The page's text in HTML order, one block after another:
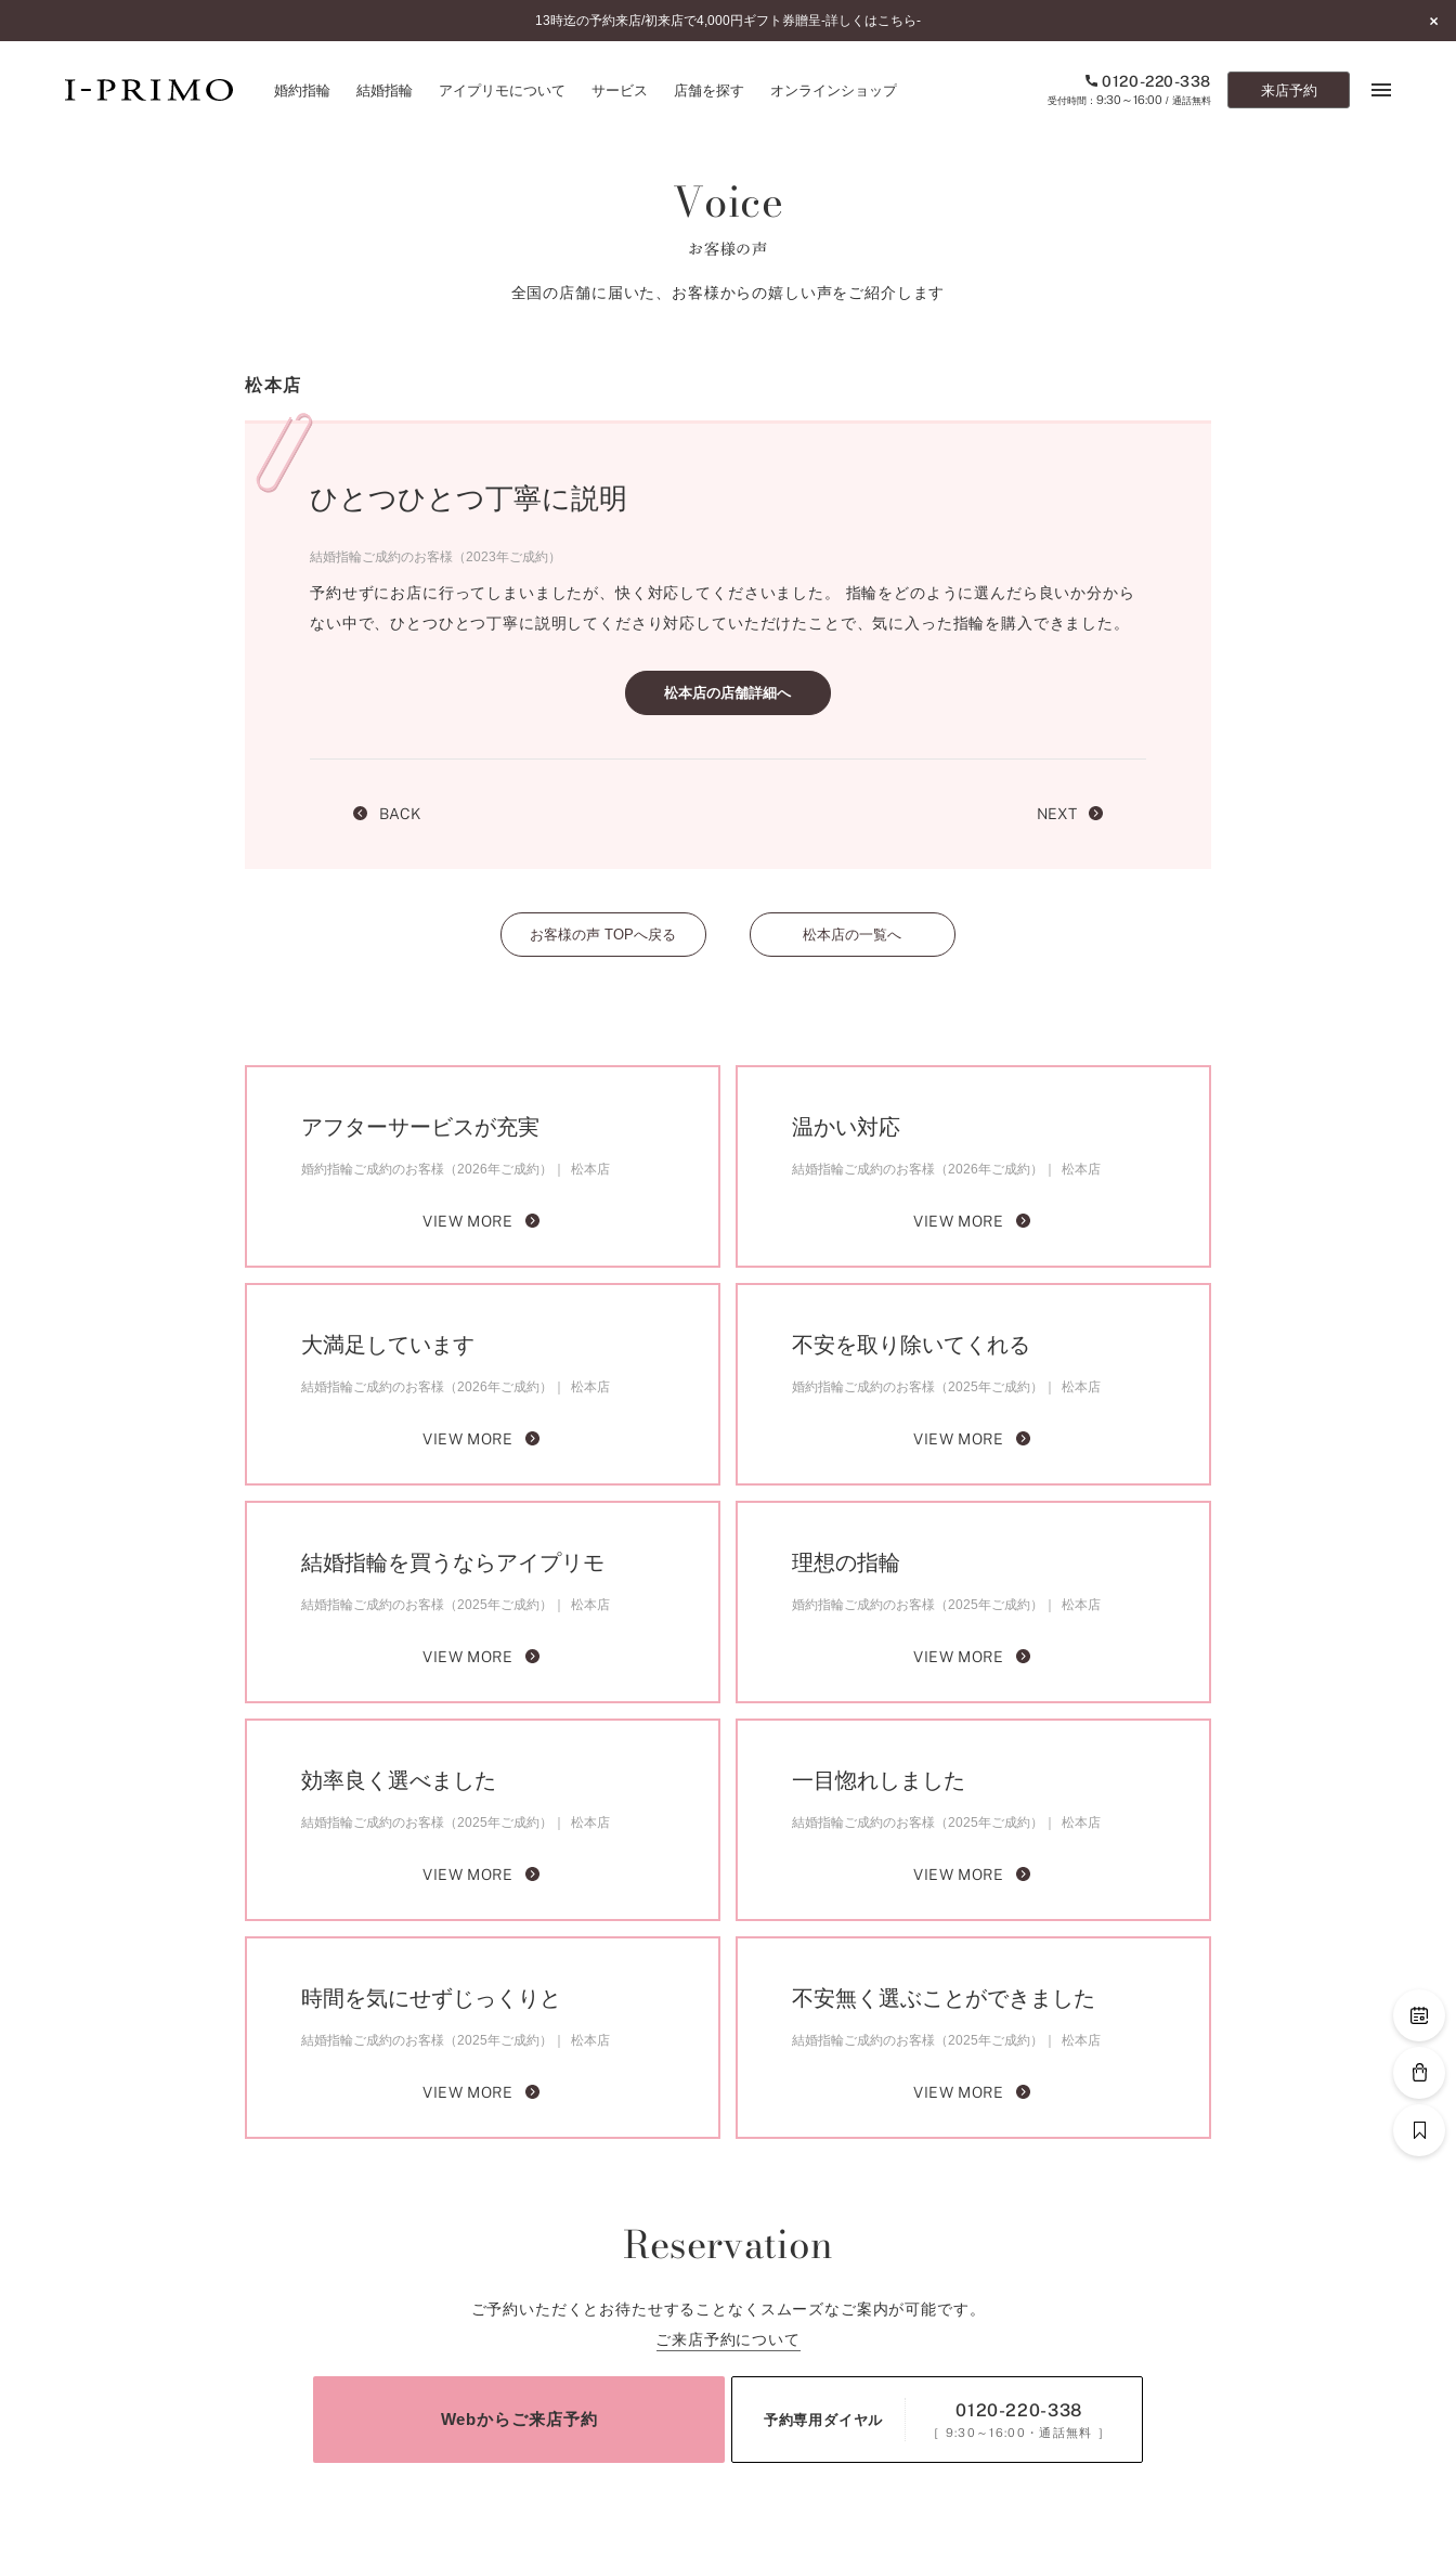
13時迄の予約来店/初来店で4,000円ギフト券贈呈-詳しくはこちら-
婚約指輪 結婚指輪 アイプリモについて サービス 店舗を探す オンラインショップ 0120-220-338
9:30～16:00/ 通話無料
来店予約
ダイヤモンドプロポーズ
婚約ネックレス
ダイヤモンドシェイプコレクション
ペールブラウンゴールド
品質へのこだわり
プロミスダイヤモンド&バースストー
ン
プロポーズサポート
婚約指輪とは
結婚指輪とは
セットリングとは
ショップブログ
Voice
お客様の声
全国の店舗に届いた、お客様からの嬉しい声をご紹介します
松本店
ひとつひとつ丁寧に説明
結婚指輪ご成約のお客様（2023年ご成約）
予約せずにお店に行ってしまいましたが、快く対応してくださいました。 指輪をどのように選んだら良いか分から
ない中で、ひとつひとつ丁寧に説明してくださり対応していただけたことで、気に入った指輪を購入できました。
松本店の店舗詳細へ
BACK NEXT
お客様の声 TOPへ戻る 松本店の一覧へ
アフターサービスが充実
婚約指輪ご成約のお客様（2026年ご成約） 松本店
VIEW MORE
温かい対応
結婚指輪ご成約のお客様（2026年ご成約） 松本店
VIEW MORE
大満足しています
結婚指輪ご成約のお客様（2026年ご成約） 松本店
VIEW MORE
不安を取り除いてくれる
婚約指輪ご成約のお客様（2025年ご成約） 松本店
VIEW MORE
結婚指輪を買うならアイプリモ
結婚指輪ご成約のお客様（2025年ご成約） 松本店
VIEW MORE
理想の指輪
婚約指輪ご成約のお客様（2025年ご成約） 松本店
VIEW MORE
効率良く選べました
結婚指輪ご成約のお客様（2025年ご成約） 松本店
VIEW MORE
一目惚れしました
結婚指輪ご成約のお客様（2025年ご成約） 松本店
VIEW MORE
時間を気にせずじっくりと
結婚指輪ご成約のお客様（2025年ご成約） 松本店
VIEW MORE
不安無く選ぶことができました
結婚指輪ご成約のお客様（2025年ご成約） 松本店
VIEW MORE
Reservation
ご予約いただくとお待たせすることなくスムーズなご案内が可能です。
ご来店予約について
Webからご来店予約 予約専用ダイヤル 0120-220-338
［ 9:30～16:00 ・通話無料 ］